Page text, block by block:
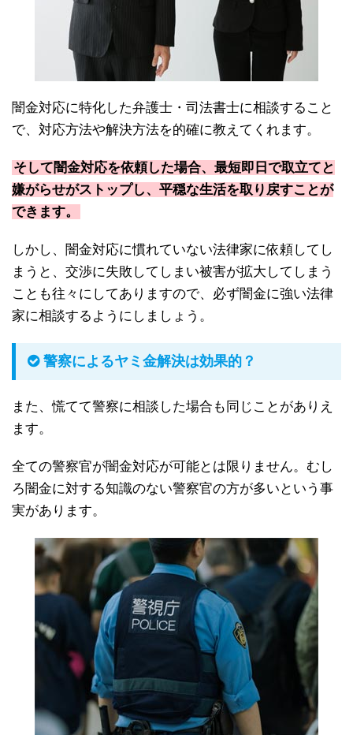
闇金対応に特化した弁護士・司法書士に相談すること
で、対応方法や解決方法を的確に教えてくれます。
そして闇金対応を依頼した場合、最短即日で取立てと
嫌がらせがストップし、平穏な生活を取り戻すことが
できます。
しかし、闇金対応に慣れていない法律家に依頼してし
まうと、交渉に失敗してしまい被害が拡大してしまう
ことも往々にしてありますので、必ず闇金に強い法律
家に相談するようにしましょう。
警察によるヤミ金解決は効果的？
また、慌てて警察に相談した場合も同じことがありえ
ます。
全ての警察官が闇金対応が可能とは限りません。むし
ろ闇金に対する知識のない警察官の方が多いという事
実があります。